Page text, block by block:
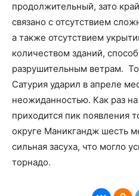
продолжительный, зато
связано с отсутствием
а также отсутствием
количеством зданий,
разрушительным ветрам.
Сатурия ударил в апреле
неожиданностью. Как раз
приходится пик появления
округе Маникгандж шесть
сильная засуха, что могло
торнадо.